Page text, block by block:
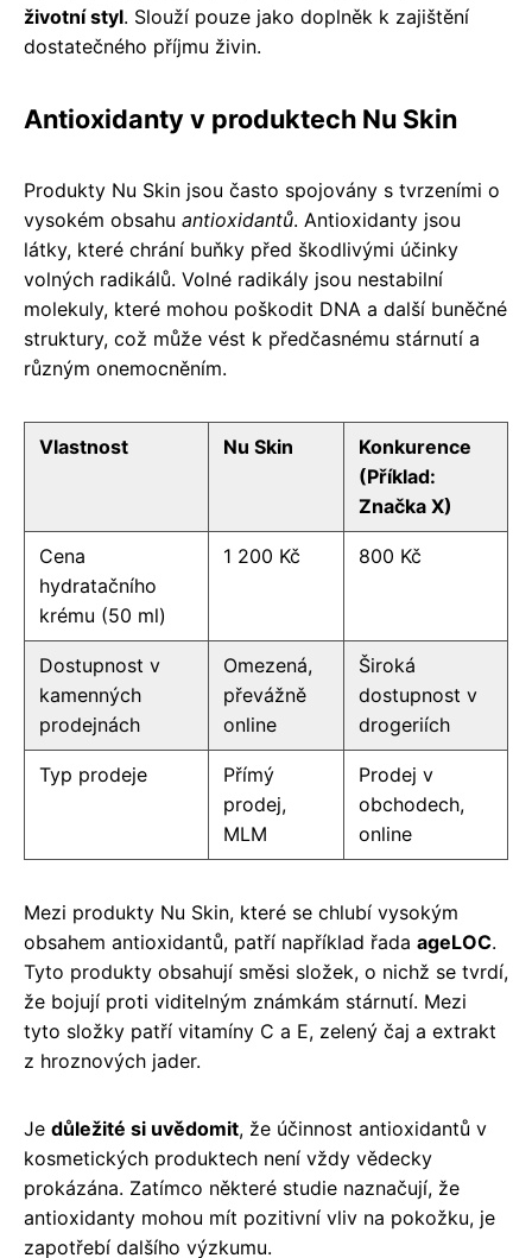
životní styl. Slouží pouze jako doplněk k zajištění
dostatečného příjmu živin.
Antioxidanty v produktech Nu Skin
Produkty Nu Skin jsou často spojovány s tvrzeními o
vysokém obsahu antioxidantů. Antioxidanty jsou
látky, které chrání buňky před škodlivými účinky
volných radikálů. Volné radikály jsou nestabilní
molekuly, které mohou poškodit DNA a další buněčné
struktury, což může vést k předčasnému stárnutí a
různým onemocněním.
Vlastnost Nu Skin
Konkurence
(Příklad:
Značka X)
Cena
hydratačního
krému (50 ml)
1 200 Kč 800 Kč
Dostupnost v
kamenných
prodejnách
Omezená,
převážně
online
Široká
dostupnost v
drogeriích
Typ prodeje
Přímý
prodej,
MLM
Prodej v
obchodech,
online
Mezi produkty Nu Skin, které se chlubí vysokým
obsahem antioxidantů, patří například řada ageLOC.
Tyto produkty obsahují směsi složek, o nichž se tvrdí,
že bojují proti viditelným známkám stárnutí. Mezi
tyto složky patří vitamíny C a E, zelený čaj a extrakt
z hroznových jader.
Je důležité si uvědomit, že účinnost antioxidantů v
kosmetických produktech není vždy vědecky
prokázána. Zatímco některé studie naznačují, že
antioxidanty mohou mít pozitivní vliv na pokožku, je
zapotřebí dalšího výzkumu.